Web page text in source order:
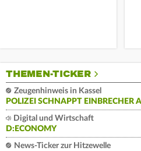
THEMEN-TICKER
Zeugenhinweis in Kassel
POLIZEI SCHNAPPT EINBRECHER
Digital und Wirtschaft
D:ECONOMY
News-Ticker zur Hitzewelle